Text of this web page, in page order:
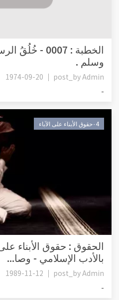
الخطبة : 0007
وسلم .
post_byAdmin
1974-09-20
-
٠4حقوق الأبناء على الآباء
بالأدب الإسلامي - وصا...
post_byAdmin
1989-11-12
-